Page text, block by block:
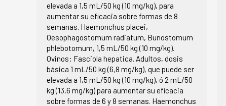
elevada a 1,5 mL/50 kg (10 mg/kg), para
aumentar su eficacia sobre formas de 8
semanas. Haemonchus placei,
Oesophagostomum radiatum, Bunostomum
phlebotomum, 1,5 mL/50 kg (10 mg/kg).
Ovinos: Fasciola hepatica. Adultos, dosis
básica 1 mL/50 kg (6,8 mg/kg), que puede ser
elevada a 1,5 mL/50 kg (10 mg/kg), ó 2 mL/50
kg (13,6 mg/kg) para aumentar su eficacia
sobre formas de 6 y 8 semanas. Haemonchus